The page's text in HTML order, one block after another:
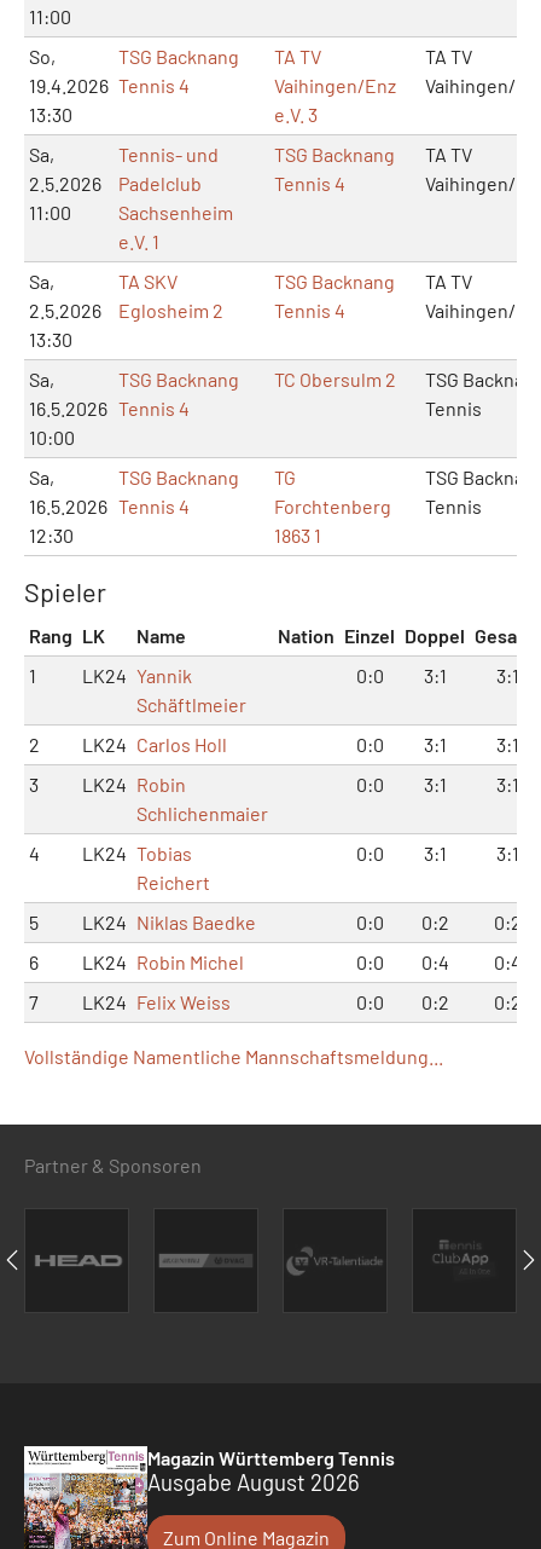
11:00
So,
19.4.2026
13:30
TSG Backnang
Tennis 4
TA TV
Vaihingen/Enz
e.V. 3
TA TV
Vaihingen/
Sa,
2.5.2026
11:00
Tennis- und
Padelclub
Sachsenheim
e.V. 1
TSG Backnang
Tennis 4
TA TV
Vaihingen/
Sa,
2.5.2026
13:30
TA SKV
Eglosheim 2
TSG Backnang
Tennis 4
TA TV
Vaihingen/
Sa,
16.5.2026
10:00
TSG Backnang
Tennis 4
TC Obersulm 2
TSG
Tennis
Sa,
16.5.2026
12:30
TSG Backnang
Tennis 4
TG
Forchtenberg
1863 1
TSG
Tennis
Spieler
Rang LK Name Nation Einzel Doppel Gesamt
1
LK24 Yannik
Schäftlmeier
0:0 3:1 3:1
2 LK24 Carlos Holl 0:0 3:1
3:1
3
LK24 Robin
Schlichenmaier
0:0 3:1 3:1
4 LK24 Tobias
Reichert
0:0 3:1 3:1
5 LK24 Niklas Baedke 0:0 0:2
0:2
6
LK24 Robin Michel 0:0 0:4
0:4
7
LK24 Felix Weiss 0:0 0:2 0:2
Vollständige Namentliche Mannschaftsmeldung...
Partner & Sponsoren
Magazin Württemberg Tennis
Ausgabe August 2026
Zum Online Magazin